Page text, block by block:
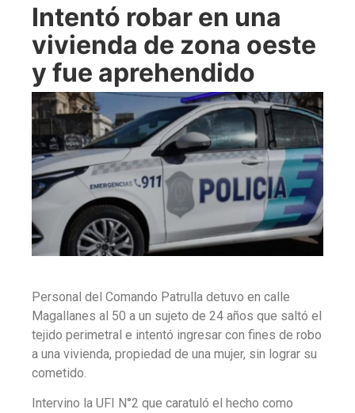
Intentó robar en una
vivienda de zona oeste
y fue aprehendido
Personal del Comando Patrulla detuvo en calle
Magallanes al 50 a un sujeto de 24 años que saltó el
tejido perimetral e intentó ingresar con fines de robo
a una vivienda, propiedad de una mujer, sin lograr su
cometido.
Intervino la UFI N°2 que caratuló el hecho como